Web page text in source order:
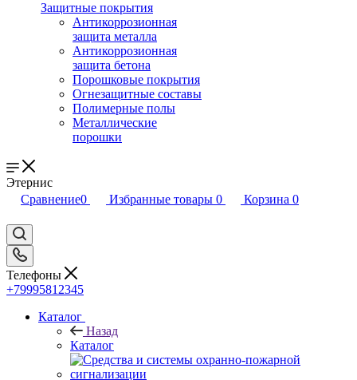
Защитные покрытия
Антикоррозионная
защита металла
Антикоррозионная
защита бетона
Порошковые покрытия
Огнезащитные составы
Полимерные полы
Металлические
порошки
Этернис
Сравнение0 Избранные товары 0 Корзина 0
Телефоны
+79995812345
Каталог
Назад
Каталог